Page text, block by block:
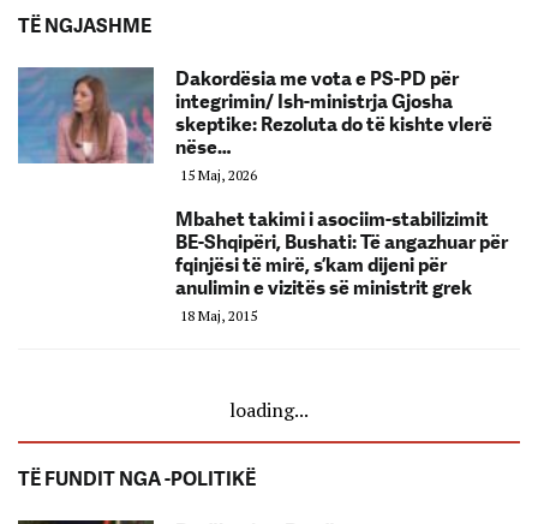
TË NGJASHME
Dakordësia me vota e PS-PD për
integrimin/ Ish-ministrja Gjosha
skeptike: Rezoluta do të kishte vlerë
nëse…
15 Maj, 2026
Mbahet takimi i asociim-stabilizimit
BE-Shqipëri, Bushati: Të angazhuar për
fqinjësi të mirë, s’kam dijeni për
anulimin e vizitës së ministrit grek
18 Maj, 2015
loading...
TË FUNDIT NGA -POLITIKË